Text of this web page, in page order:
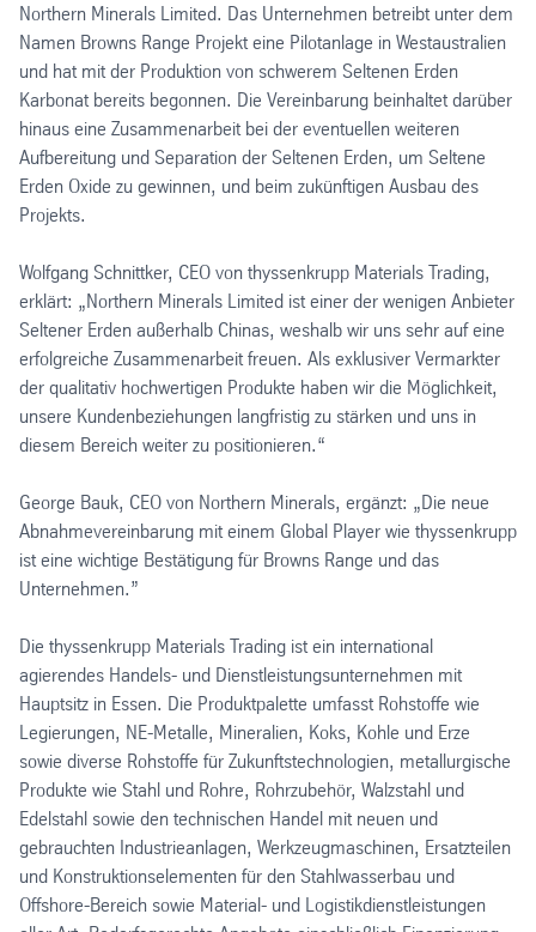
Northern Minerals Limited. Das Unternehmen betreibt unter dem
Namen Browns Range Projekt eine Pilotanlage in Westaustralien
und hat mit der Produktion von schwerem Seltenen Erden
Karbonat bereits begonnen. Die Vereinbarung beinhaltet darüber
hinaus eine Zusammenarbeit bei der eventuellen weiteren
Aufbereitung und Separation der Seltenen Erden, um Seltene
Erden Oxide zu gewinnen, und beim zukünftigen Ausbau des
Projekts.
Wolfgang Schnittker, CEO von thyssenkrupp Materials Trading,
erklärt: „Northern Minerals Limited ist einer der wenigen Anbieter
Seltener Erden außerhalb Chinas, weshalb wir uns sehr auf eine
erfolgreiche Zusammenarbeit freuen. Als exklusiver Vermarkter
der qualitativ hochwertigen Produkte haben wir die Möglichkeit,
unsere Kundenbeziehungen langfristig zu stärken und uns in
diesem Bereich weiter zu positionieren.“
George Bauk, CEO von Northern Minerals, ergänzt: „Die neue
Abnahmevereinbarung mit einem Global Player wie thyssenkrupp
ist eine wichtige Bestätigung für Browns Range und das
Unternehmen.”
Die thyssenkrupp Materials Trading ist ein international
agierendes Handels- und Dienstleistungsunternehmen mit
Hauptsitz in Essen. Die Produktpalette umfasst Rohstoffe wie
Legierungen, NE-Metalle, Mineralien, Koks, Kohle und Erze
sowie diverse Rohstoffe für Zukunftstechnologien, metallurgische
Produkte wie Stahl und Rohre, Rohrzubehör, Walzstahl und
Edelstahl sowie den technischen Handel mit neuen und
gebrauchten Industrieanlagen, Werkzeugmaschinen, Ersatzteilen
und Konstruktionselementen für den Stahlwasserbau und
Offshore-Bereich sowie Material- und Logistikdienstleistungen